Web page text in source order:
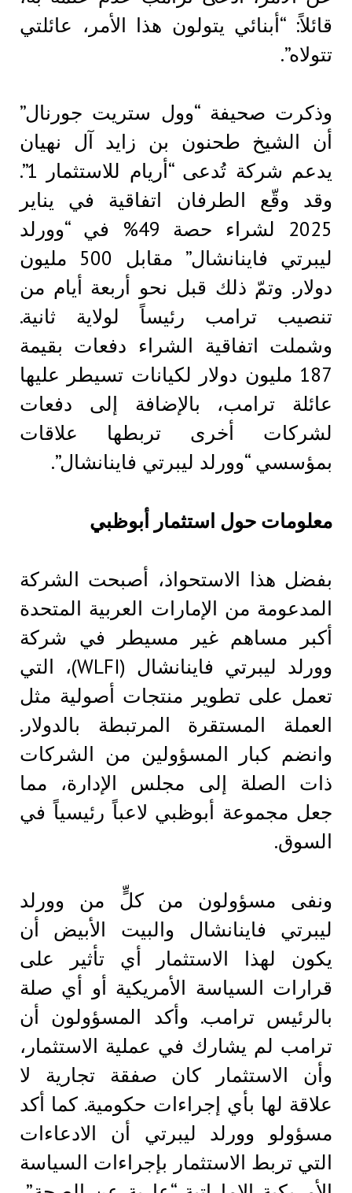
قائلاً: “أبنائي يتولون هذا الأمر، عائلتي
تتولاه”.
وذكرت صحيفة “وول ستريت جورنال”
أن الشيخ طحنون بن زايد آل نهيان
يدعم شركة تُدعى “أريام للاستثمار 1”.
وقد وقّع الطرفان اتفاقية في يناير
2025 لشراء حصة 49% في “وورلد
ليبرتي فاينانشال” مقابل 500 مليون
دولار. وتمّ ذلك قبل نحو أربعة أيام من
تنصيب ترامب رئيساً لولاية ثانية.
وشملت اتفاقية الشراء دفعات بقيمة
187 مليون دولار لكيانات تسيطر عليها
عائلة ترامب، بالإضافة إلى دفعات
لشركات أخرى تربطها علاقات
بمؤسسي “وورلد ليبرتي فاينانشال”.
معلومات حول استثمار أبوظبي
بفضل هذا الاستحواذ، أصبحت الشركة
المدعومة من الإمارات العربية المتحدة
أكبر مساهم غير مسيطر في شركة
وورلد ليبرتي فاينانشال (WLFI)، التي
تعمل على تطوير منتجات أصولية مثل
العملة المستقرة المرتبطة بالدولار.
وانضم كبار المسؤولين من الشركات
ذات الصلة إلى مجلس الإدارة، مما
جعل مجموعة أبوظبي لاعباً رئيسياً في
السوق.
ونفى مسؤولون من كلٍّ من وورلد
ليبرتي فاينانشال والبيت الأبيض أن
يكون لهذا الاستثمار أي تأثير على
قرارات السياسة الأمريكية أو أي صلة
بالرئيس ترامب. وأكد المسؤولون أن
ترامب لم يشارك في عملية الاستثمار،
وأن الاستثمار كان صفقة تجارية لا
علاقة لها بأي إجراءات حكومية. كما أكد
مسؤولو وورلد ليبرتي أن الادعاءات
التي تربط الاستثمار بإجراءات السياسة